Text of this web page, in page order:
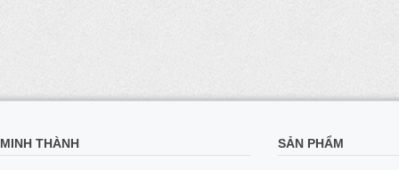
MINH THÀNH SẢN PHẨM